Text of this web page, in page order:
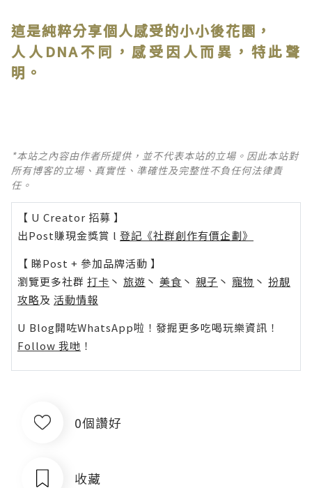
這是純粹分享個人感受的小小後花園，
人人DNA不同，感受因人而異，特此聲
明。
*本站之內容由作者所提供，並不代表本站的立場。因此本站對
所有博客的立場、真實性、準確性及完整性不負任何法律責
任。
【 U Creator 招募 】
出Post賺現金獎賞 l 登記《社群創作有價企劃》
【 睇Post + 參加品牌活動 】
瀏覽更多社群 打卡 丶 旅遊 丶 美食 丶 親子 丶 寵物 丶 扮靚
攻略及 活動情報
U Blog開咗WhatsApp啦！發掘更多吃喝玩樂資訊！
Follow 我哋 ！
0個讚好
收藏